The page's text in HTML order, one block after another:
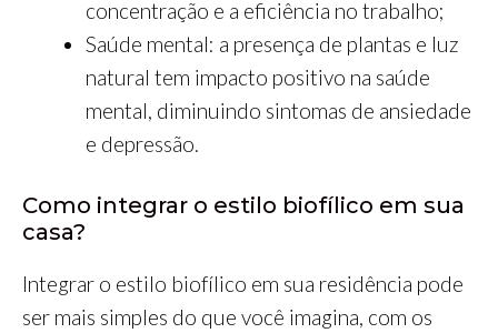
concentração e a eficiência no trabalho;
Saúde mental: a presença de plantas e luz
natural tem impacto positivo na saúde
mental, diminuindo sintomas de ansiedade
e depressão.
Como integrar o estilo biofílico em sua
casa?
Integrar o estilo biofílico em sua residência pode
ser mais simples do que você imagina, com os